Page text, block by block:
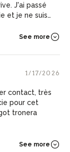
et je ne suis
See more
1/17/2026
contact, très
tronera
See more